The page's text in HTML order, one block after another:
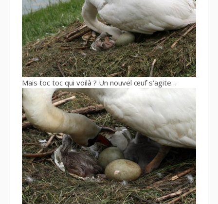
Mais toc toc qui voilà ? Un nouvel œuf s’agite…